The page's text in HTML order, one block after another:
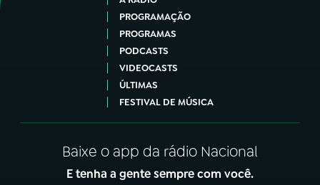
PROGRAMAÇÃO
PROGRAMAS
PODCASTS
VIDEOCASTS
ÚLTIMAS
FESTIVAL DE MÚSICA
Baixe o app da rádio Nacional
E tenha a gente sempre com você.